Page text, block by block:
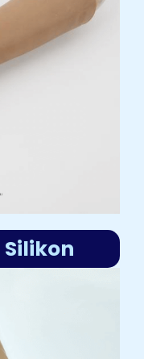
Silikon